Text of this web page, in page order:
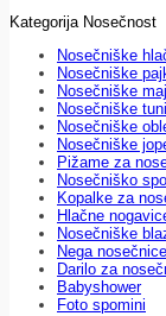
Kategorija Nosečnost
Nosečniške
Nosečniške
Nosečniške
Nosečniške
Nosečniške
Nosečniške
Pižame za
Nosečniško
Kopalke za
Hlačne
Nosečniške
Nega nosečnice
Darilo za
Babyshower
Foto spomini